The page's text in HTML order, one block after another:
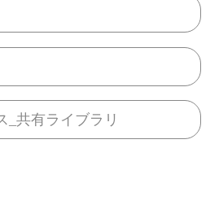
_共有ライブラリ